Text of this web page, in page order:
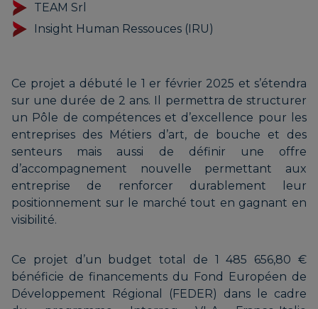
TEAM Srl
Insight Human Ressouces (IRU)
Ce projet a débuté le 1 er février 2025 et s’étendra
sur une durée de 2 ans. Il permettra de structurer
un Pôle de compétences et d’excellence pour les
entreprises des Métiers d’art, de bouche et des
senteurs mais aussi de définir une offre
d’accompagnement nouvelle permettant aux
entreprise de renforcer durablement leur
positionnement sur le marché tout en gagnant en
visibilité.
Ce projet d’un budget total de 1 485 656,80 €
bénéficie de financements du Fond Européen de
Développement Régional (FEDER) dans le cadre